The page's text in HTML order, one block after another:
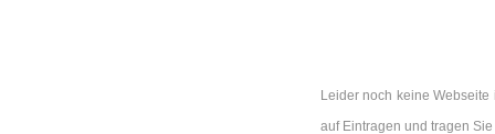
Leider noch keine
auf Eintragen und tragen